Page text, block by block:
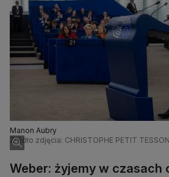
Manon Aubry
Źródło zdjęcia: CHRISTOPHE PETIT
Weber: żyjemy w czasach